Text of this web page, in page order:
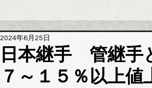
日本継手 管継手
７～１５％以上値
2024年6月25日